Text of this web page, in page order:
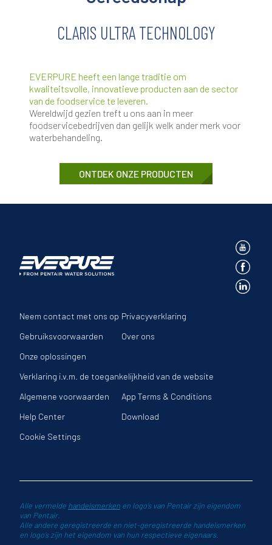
CLARIS ULTRA TECHNOLOGY
EVERPURE heeft een lange traditie om
kwaliteitsvolle, innovatieve producten aan de sector
van de foodservice te leveren.
Wereldwijd gezien treft u ons aan in meer
foodservicebedrijven dan gelijk welk ander merk voor
waterbehandeling.
ONTDEK ONZE PRODUCTEN
Neem contact met ons op Privacyverklaring
Gebruiksvoorwaarden
Over ons
Onze oplossingen
Verklaring i.v.m. de toegankelijkheid van de website
Algemene voorwaarden
App Terms & Conditions
Help Center
Download
Cookie Settings
Alle vermelde handelsmerken en logo’s van Pentair zijn eigendom
van Pentair.
Alle andere geregistreerde en niet-geregistreerde handelsmerken
en logo’s zijn het eigendom van hun respectieve eigenaars.